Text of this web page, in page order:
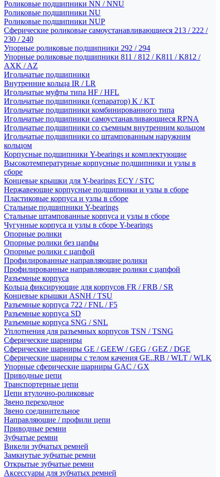
Роликовые подшипники NN / NNU
Роликовые подшипники NU
Роликовые подшипники NUP
Сферические роликовые самоустанавливающиеся 213 / 222 /
230 / 240
Упорные роликовые подшипники 292 / 294
Упорные роликовые подшипники 811 / 812 / K811 / K812 /
AXK / AZ
Игольчатые подшипники
Внутренние кольца IR / LR
Игольчатые муфты типа HF / HFL
Игольчатые подшипники (сепаратор) K / KT
Игольчатые подшипники комбинированного типа
Игольчатые подшипники самоустанавливающиеся RPNA
Игольчатые подшипники со съемным внутренним кольцом
Игольчатые подшипники со штампованным наружним
кольцом
Корпусные подшипники Y-bearings и комплектующие
Высокотемпературные корпусные подшипники и узлы в
сборе
Концевые крышки для Y-bearings ECY / STC
Нержавеющие корпусные подшипники и узлы в сборе
Пластиковые корпуса и узлы в сборе
Стальные подшипники Y-bearings
Стальные штампованные корпуса и узлы в сборе
Чугунные корпуса и узлы в сборе Y-bearings
Опорные ролики
Опорные ролики без цапфы
Опорные ролики с цапфой
Профилированные направляющие ролики
Профилированные направляющие ролики с цапфой
Разъемные корпуса
Кольца фиксирующие для корпусов FR / FRB / SR
Концевые крышки ASNH / TSU
Разъемные корпуса 722 / FNL / F5
Разъемные корпуса SD
Разъемные корпуса SNG / SNL
Уплотнения для разъемных корпусов TSN / TSNG
Сферические шарниры
Сферические шарниры GE / GEEW / GEG / GEZ / DGE
Сферические шарниры с телом качения GE..RB / WLT / WLK
Упорные сферические шарниры GAC / GX
Приводные цепи
Транспортерные цепи
Цепи втулочно-роликовые
Звено переходное
Звено соединительное
Направляющие / профили цепи
Приводные ремни
Зубчатые ремни
Викели зубчатых ремней
Замкнутые зубчатые ремни
Открытые зубчатые ремни
Аксессуары для зубчатых ремней